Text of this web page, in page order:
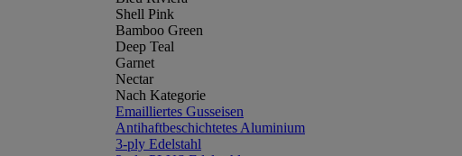
Shell Pink
Bamboo Green
Deep Teal
Garnet
Nectar
Nach Kategorie
Emailliertes Gusseisen
Antihaftbeschichtetes Aluminium
3-ply Edelstahl